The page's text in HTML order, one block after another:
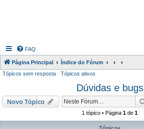
FAQ
Página Principal Índice do Fórum
Tópicos sem resposta Tópicos ativos
Dúvidas e bugs
Novo Tópico
1 tópico • Página 1 de 1